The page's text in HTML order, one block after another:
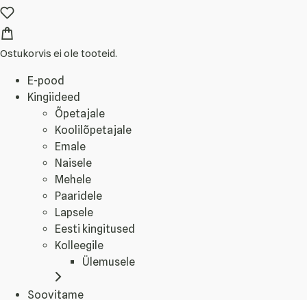
Ostukorvis ei ole tooteid.
E-pood
Kingiideed
Õpetajale
Koolilõpetajale
Emale
Naisele
Mehele
Paaridele
Lapsele
Eesti kingitused
Kolleegile
Ülemusele
Soovitame